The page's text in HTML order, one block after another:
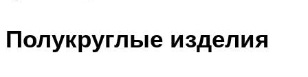
Полукруглые изделия